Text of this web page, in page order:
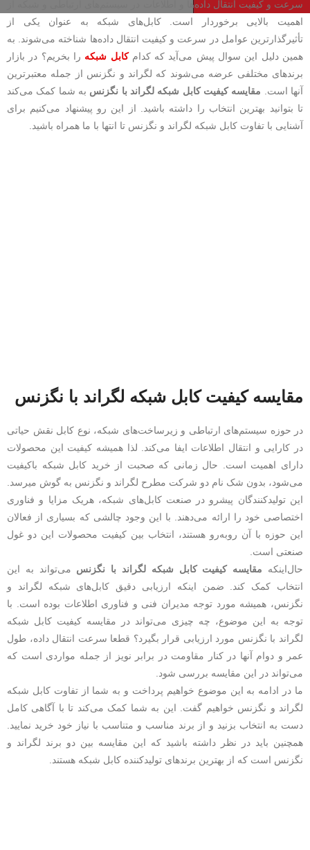
سرعت و کیفیت انتقال داده‌ها و اطلاعات در سیستم‌های ارتباطی و شبکه از
اهمیت بالایی برخوردار است. کابل‌های شبکه به عنوان یکی از
تأثیرگذارترین عوامل در سرعت و کیفیت انتقال داده‌ها شناخته می‌شوند. به
همین دلیل این سوال پیش می‌آید که کدامکابل شبکه را بخریم‌؟ در بازار
برندهای مختلفی عرضه می‌شوند که لگراند و نگزنس از جمله معتبرترین
آنها است. مقایسه کیفیت کابل شبکه لگراند با نگزنس به شما کمک می‌کند
تا بتوانید بهترین انتخاب را داشته باشید. از این رو پیشنهاد می‌کنیم برای
آشنایی با تفاوت کابل شبکه لگراند و نگزنس تا انتها با ما همراه باشید.
مقایسه کیفیت کابل شبکه لگراند با نگزنس
در حوزه سیستم‌های ارتباطی و زیرساخت‌های شبکه، نوع کابل نقش حیاتی
در کارایی و انتقال اطلاعات ایفا می‌کند. لذا همیشه کیفیت این محصولات
دارای اهمیت است. حال زمانی که صحبت از خرید کابل شبکه باکیفیت
می‌شود، بدون شک نام دو شرکت مطرح لگراند و نگزنس به گوش میرسد.
این تولیدکنندگان پیشرو در صنعت کابل‌های شبکه، هریک مزایا و فناوری
اختصاصی خود را ارائه می‌دهند. با‌ این وجود چالشی که بسیاری از فعالان
این حوزه با آن روبه‌رو هستند، انتخاب بین کیفیت محصولات این دو غول
صنعتی است.
حال‌اینکه مقایسه کیفیت کابل شبکه لگراند با نگزنس می‌تواند به این
انتخاب کمک کند. ضمن اینکه ارزیابی دقیق کابل‌های شبکه لگراند و
نگزنس، همیشه مورد توجه مدیران فنی و فناوری اطلاعات بوده است. با
توجه به این موضوع، چه چیزی می‌تواند در مقایسه کیفیت کابل شبکه
لگراند با نگزنس مورد ارزیابی قرار بگیرد؟ قطعا سرعت انتقال داده، طول
عمر و دوام آنها در کنار مقاومت در برابر نویز از جمله مواردی است که
می‌تواند در این مقایسه بررسی شود.
ما در ادامه به این موضوع خواهیم پرداخت و به شما از تفاوت کابل شبکه
لگراند و نگزنس خواهیم گفت. این به شما کمک می‌کند تا با آگاهی کامل
دست به انتخاب بزنید و از برند مناسب و متناسب با نیاز خود خرید نمایید.
همچنین باید در نظر داشته باشید که این مقایسه بین دو برند لگراند و
نگزنس است که از بهترین‌ برندهای تولیدکننده کابل شبکه هستند.